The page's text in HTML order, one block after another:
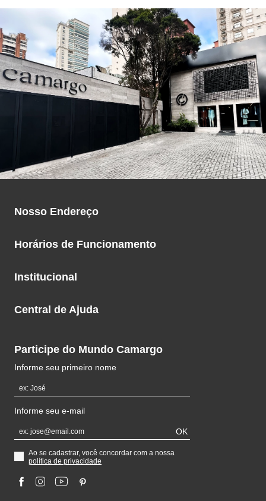
Não recebeu a mercadoria que
esperava? Devolva com nossa coleta
reversa.
Ver mais
Nosso Endereço
Tel: +55 11 3073-1404
Horários de Funcionamento
Segunda à sexta
das 10h às 20h
Sábados
das 10h às 18h
Institucional
Sobre a Camargo
Trabalhe Conosco
Central de Ajuda
Trocas e Devoluções
Central de Atendimento
Participe do Mundo Camargo